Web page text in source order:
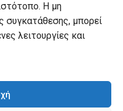
Η μη
συγκατάθεσης, μπορεί
λειτουργίες και